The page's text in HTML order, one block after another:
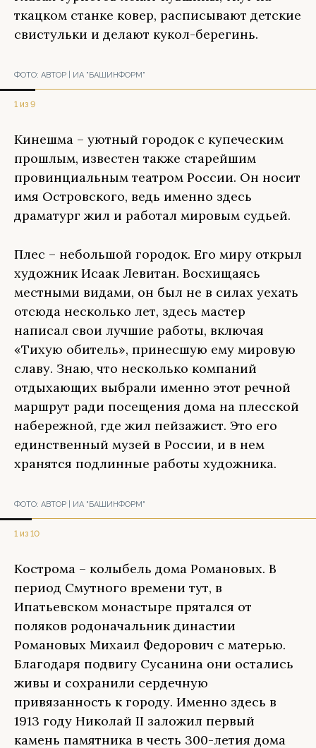
ткацком станке ковер, расписывают детские
свистульки и делают кукол-берегинь.
ФОТО: АВТОР | ИА "БАШИНФОРМ"
1 из 9
Кинешма – уютный городок с купеческим
прошлым, известен также старейшим
провинциальным театром России. Он носит
имя Островского, ведь именно здесь
драматург жил и работал мировым судьей.
Плес – небольшой городок. Его миру открыл
художник Исаак Левитан. Восхищаясь
местными видами, он был не в силах уехать
отсюда несколько лет, здесь мастер
написал свои лучшие работы, включая
«Тихую обитель», принесшую ему мировую
славу. Знаю, что несколько компаний
отдыхающих выбрали именно этот речной
маршрут ради посещения дома на плесской
набережной, где жил пейзажист. Это его
единственный музей в России, и в нем
хранятся подлинные работы художника.
ФОТО: АВТОР | ИА "БАШИНФОРМ"
1 из 10
Кострома – колыбель дома Романовых. В
период Смутного времени тут, в
Ипатьевском монастыре прятался от
поляков родоначальник династии
Романовых Михаил Федорович с матерью.
Благодаря подвигу Сусанина они остались
живы и сохранили сердечную
привязанность к городу. Именно здесь в
1913 году Николай II заложил первый
камень памятника в честь 300-летия дома